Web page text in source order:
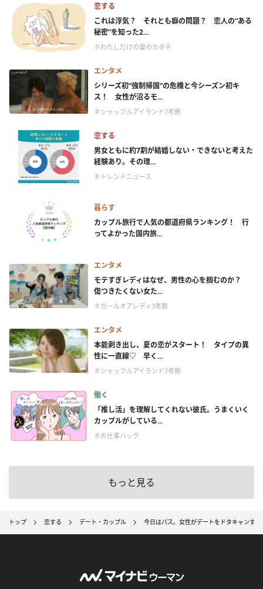
恋する
これは浮気？ それとも癖の問題？ 恋人の“ある
秘密”を知った2...
＃わたしだけの愛のカタチ
エンタメ
シリーズ初“強制帰国”の危機と今シーズン初キ
ス！ 女性が沼るモ...
＃シャッフルアイランド7考察
恋する
男女ともに約7割が結婚しない・できないと考えた
経験あり。その理...
＃トレンドニュース
暮らす
カップル旅行で人気の都道府県ランキング！ 行
ってよかった国内旅...
エンタメ
モテすぎレディはなぜ、男性の心を掴むのか？
傷つきたくない女た...
＃ガールオアレディ3考察
エンタメ
本能剥き出し、夏の恋がスタート！ タイプの異
性に一直線♡ 早く...
＃シャッフルアイランド7考察
働く
「推し活」を理解してくれない彼氏。うまくいく
カップルがしている...
＃お仕事ハック
もっと見る
トップ 恋する デート・カップル 今日はパス。女性がデートをドタキャンす